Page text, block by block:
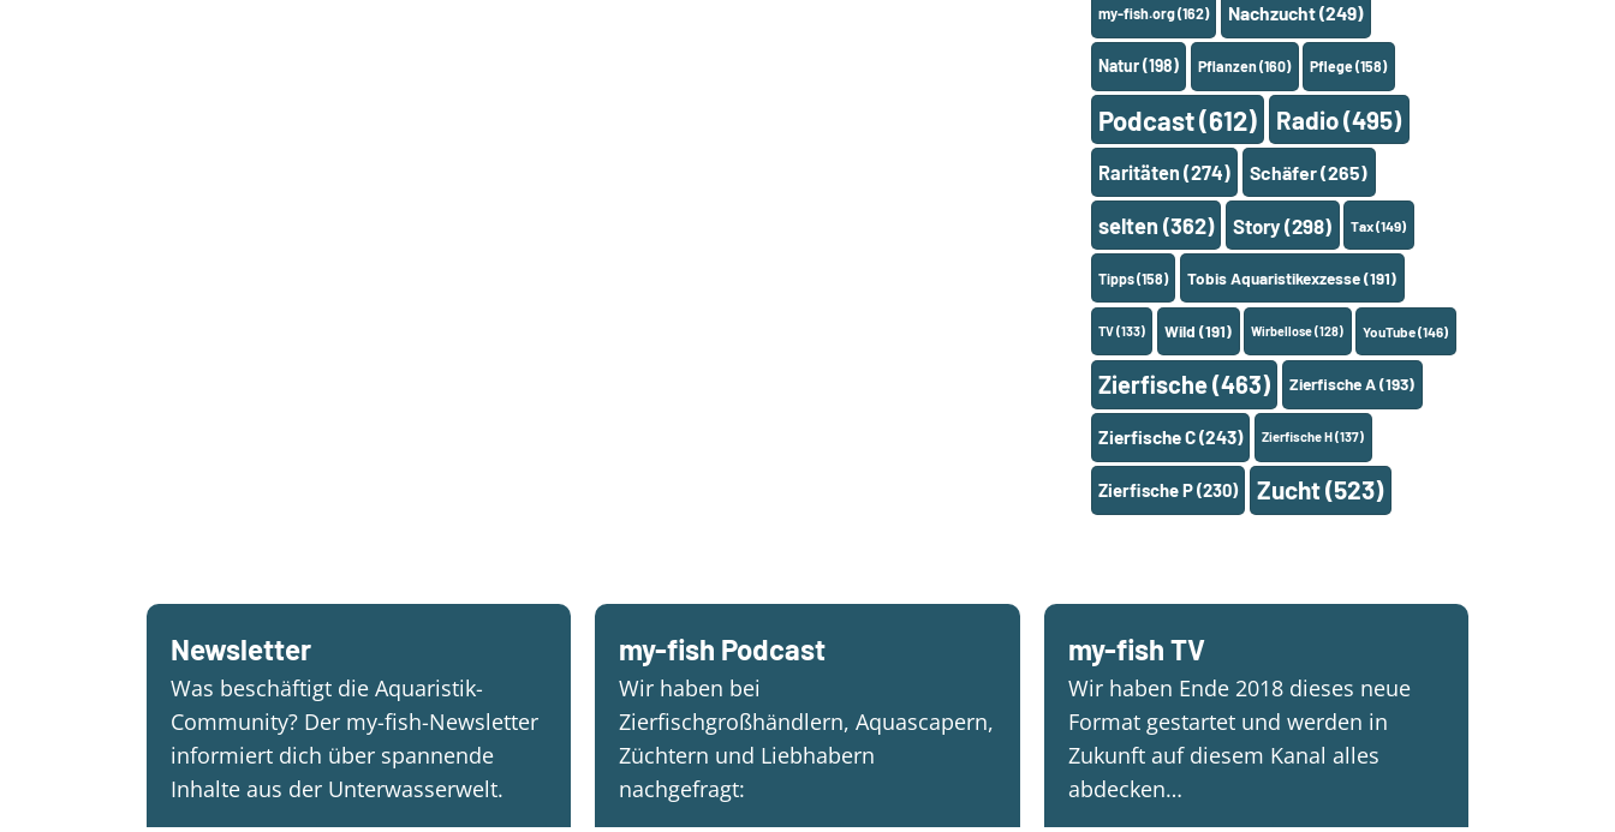
my-fish.org(162) Nachzucht(249)
Natur(198) Pflanzen(160) Pflege(158)
Podcast(612) Radio(495)
Raritäten (274) Schäfer(265)
selten (362) Story (298) Tax(149)
Tipps(158) Tobis Aquaristikexzesse(191)
TV(133) Wild (191) Wirbellose(128) YouTube(146)
Zierfische(463) Zierfische A(193)
Zierfische C(243) Zierfische H(137)
Zierfische P(230) Zucht(523)
Newsletter
Was beschäftigt die Aquaristik-
Community? Der my-fish-Newsletter
informiert dich über spannende
Inhalte aus der Unterwasserwelt.
my-fish Podcast
Wir haben bei
Zierfischgroßhändlern, Aquascapern,
Züchtern und Liebhabern
nachgefragt:
my-fish TV
Wir haben Ende 2018 dieses neue
Format gestartet und werden in
Zukunft auf diesem Kanal alles
abdecken…